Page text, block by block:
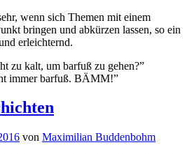
wenn sich Themen mit einem
bringen und abkürzen lassen, so ein
erleichternd.
zu kalt, um barfuß zu gehen?”
immer barfuß. BÄMM!”
von Maximilian Buddenbohm